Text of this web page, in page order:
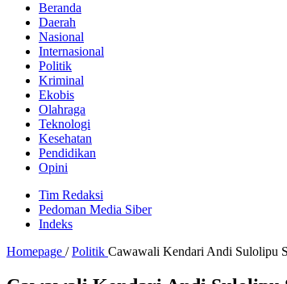
Beranda
Daerah
Nasional
Internasional
Politik
Kriminal
Ekobis
Olahraga
Teknologi
Kesehatan
Pendidikan
Opini
Tim Redaksi
Pedoman Media Siber
Indeks
Homepage / Politik Cawawali Kendari Andi Sulolipu